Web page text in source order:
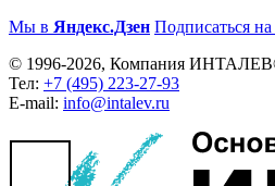
Мы в Яндекс.Дзен Подписаться на
© 1996-2026, Компания
Тел: +7 (495) 223-27-93
E-mail: info@intalev.ru